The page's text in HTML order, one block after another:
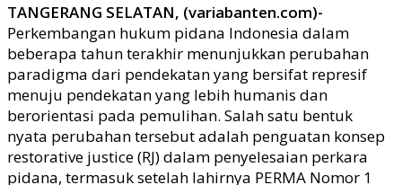
TANGERANG SELATAN, (variabanten.com)-
Perkembangan hukum pidana Indonesia dalam
beberapa tahun terakhir menunjukkan perubahan
paradigma dari pendekatan yang bersifat represif
menuju pendekatan yang lebih humanis dan
berorientasi pada pemulihan. Salah satu bentuk
nyata perubahan tersebut adalah penguatan konsep
restorative justice (RJ) dalam penyelesaian perkara
pidana, termasuk setelah lahirnya PERMA Nomor 1